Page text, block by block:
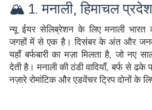
🏔️ 1. मनाली, हिमाचल प्रदेश
न्यू ईयर सेलिब्रेशन के लिए मनाली भारत
जगहों में से एक है। दिसंबर के अंत और
यहाँ बर्फबारी का मज़ा मिलता है, जो नए
देती है। मनाली की ठंडी वादियाँ, बर्फ से
नज़ारे रोमांटिक और एडवेंचर ट्रिप दोनों के